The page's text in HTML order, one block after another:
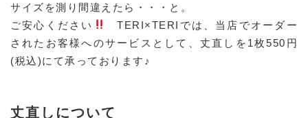
サイズを測り間違えたら・・・と。
ご安心ください
TERI×TERIでは、当店でオーダー
されたお客様へのサービスとして、丈直しを1枚550円
(税込)にて承っております♪
丈直しについて